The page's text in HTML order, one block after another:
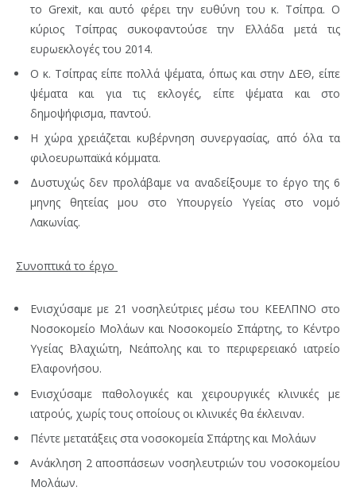
το Grexit, και αυτό φέρει την ευθύνη του κ. Τσίπρα. Ο
κύριος Τσίπρας συκοφαντούσε την Ελλάδα μετά τις
ευρωεκλογές του 2014.
Ο κ. Τσίπρας είπε πολλά ψέματα, όπως και στην ΔΕΘ, είπε
ψέματα και για τις εκλογές, είπε ψέματα και στο
δημοψήφισμα, παντού.
Η χώρα χρειάζεται κυβέρνηση συνεργασίας, από όλα τα
φιλοευρωπαϊκά κόμματα.
Δυστυχώς δεν προλάβαμε να αναδείξουμε το έργο της 6
μηνης θητείας μου στο Υπουργείο Υγείας στο νομό
Λακωνίας.
Συνοπτικά το έργο
Ενισχύσαμε με 21 νοσηλεύτριες μέσω του ΚΕΕΛΠΝΟ στο
Νοσοκομείο Μολάων και Νοσοκομείο Σπάρτης, το Κέντρο
Υγείας Βλαχιώτη, Νεάπολης και το περιφερειακό ιατρείο
Ελαφονήσου.
Ενισχύσαμε παθολογικές και χειρουργικές κλινικές με
ιατρούς, χωρίς τους οποίους οι κλινικές θα έκλειναν.
Πέντε μετατάξεις στα νοσοκομεία Σπάρτης και Μολάων
Ανάκληση 2 αποσπάσεων νοσηλευτριών του νοσοκομείου
Μολάων.